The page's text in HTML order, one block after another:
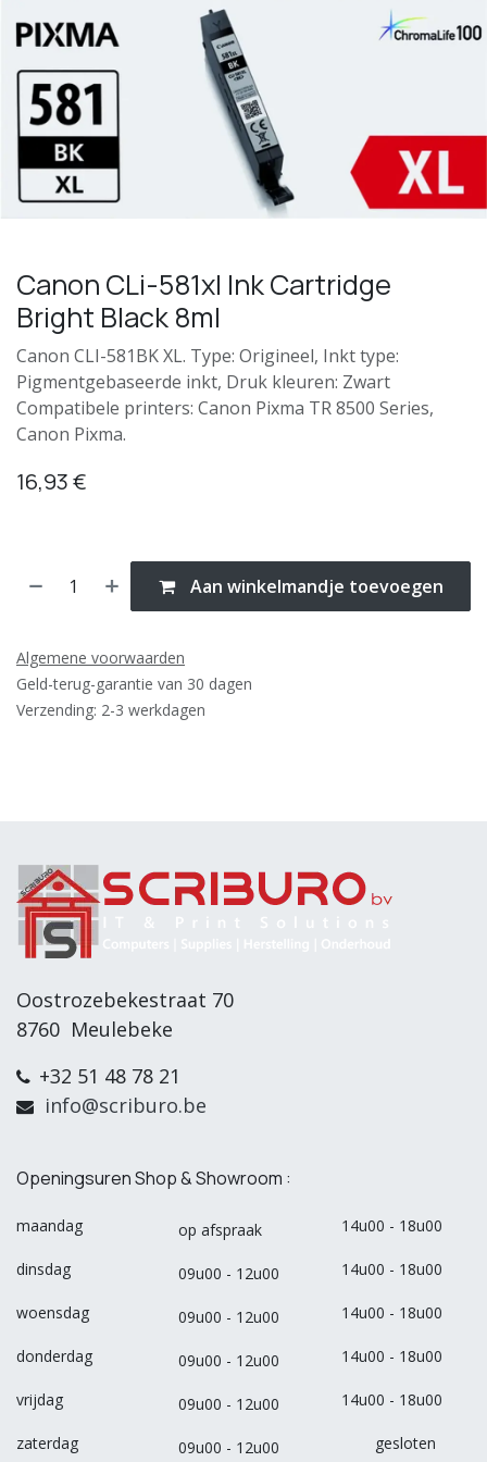
Canon CLi-581xl Ink Cartridge
Bright Black 8ml
Canon CLI-581BK XL. Type: Origineel, Inkt type:
Pigmentgebaseerde inkt, Druk kleuren: Zwart
Compatibele printers: Canon Pixma TR 8500 Series,
Canon Pixma.
16,93€
Aan winkelmandje toevoegen
Algemene voorwaarden
Geld-terug-garantie van 30 dagen
Verzending: 2-3 werkdagen
Oostrozebekestraat 70
8760 Meulebeke
+32 51 48 78 21
info@scriburo.be
Openingsuren Shop & Showroom :
maandag
dinsdag
woensdag
donderdag
vrijdag
zaterdag
op afspraak
09u00 - 12u00
09u00 - 12u00
09u00 - 12u00
09u00 - 12u00
09u00 - 12u00
14u00 - 18u00
14u00 - 18u00
14u00 - 18u00
14u00 - 18u00
14u00 - 18u00
gesloten